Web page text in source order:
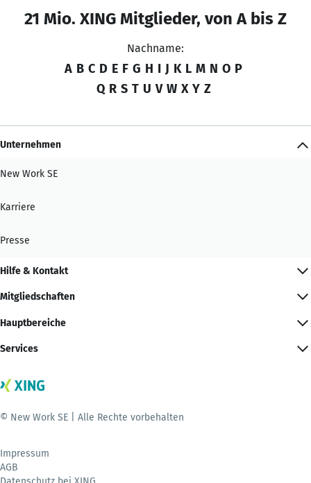
21 Mio. XING Mitglieder, von A bis Z
Nachname:
A B C D E F G H I J K L M N O P
Q R S T U V W X Y Z
Unternehmen
New Work SE
Karriere
Presse
Hilfe & Kontakt
Mitgliedschaften
Hauptbereiche
Services
© New Work SE | Alle Rechte vorbehalten
Impressum
AGB